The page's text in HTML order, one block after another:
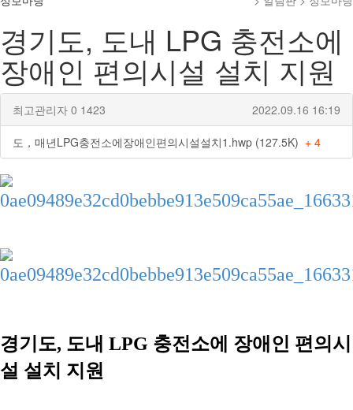
경기도, 도내 LPG 충전소에
장애인 편의시설 설치 지원
최고관리자 0 1423 2022.09.16 16:19
도，매년LPG충전소에장애인편의시설설치1.hwp (127.5K) + 4
경기도, 도내 LPG 충전소에 장애인 편의시
설 설치 지원